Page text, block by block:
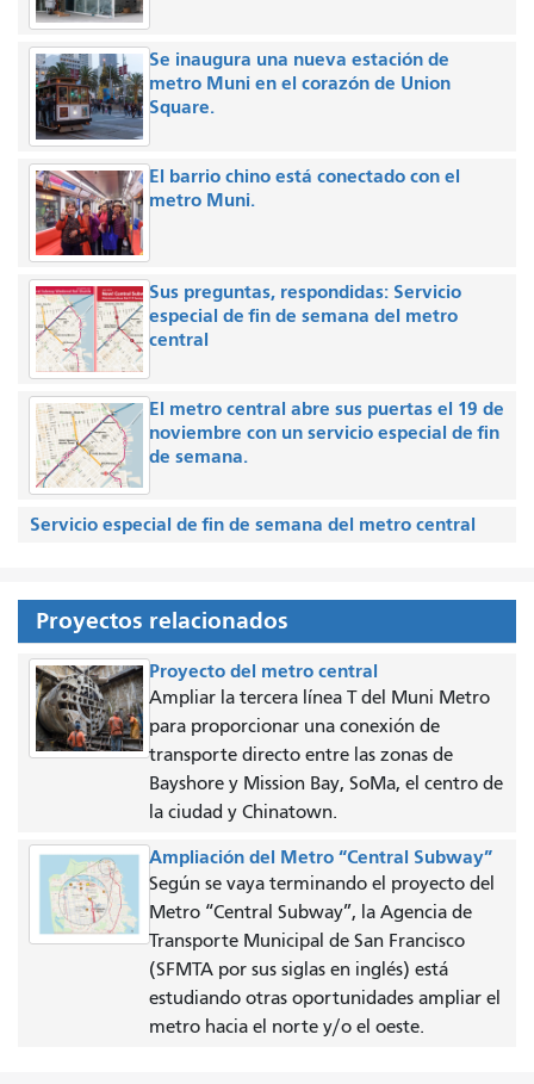
Se inaugura una nueva estación de
metro Muni en el corazón de Union
Square.
El barrio chino está conectado con el
metro Muni.
Sus preguntas, respondidas: Servicio
especial de fin de semana del metro
central
El metro central abre sus puertas el 19 de
noviembre con un servicio especial de fin
de semana.
Servicio especial de fin de semana del metro central
Proyectos relacionados
Proyecto del metro central
Ampliar la tercera línea T del Muni Metro
para proporcionar una conexión de
transporte directo entre las zonas de
Bayshore y Mission Bay, SoMa, el centro de
la ciudad y Chinatown.
Ampliación del Metro “Central Subway”
Según se vaya terminando el proyecto del
Metro “Central Subway”, la Agencia de
Transporte Municipal de San Francisco
(SFMTA por sus siglas en inglés) está
estudiando otras oportunidades ampliar el
metro hacia el norte y/o el oeste.